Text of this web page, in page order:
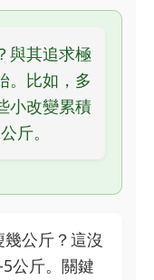
與其追求極
。比如，多
小改變累積
斤。
公斤？這沒
公斤。關鍵